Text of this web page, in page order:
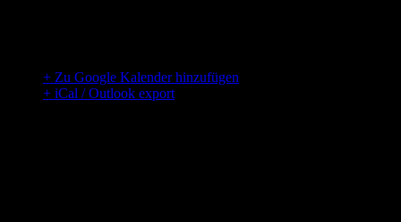
+ Zu Google Kalender hinzufügen
+ iCal / Outlook export